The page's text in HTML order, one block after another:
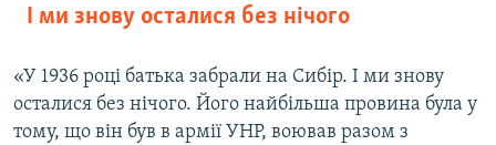
І ми знову осталися без нічого
«У 1936 році батька забрали на Сибір. І ми знову
осталися без нічого. Його найбільша провина була у
тому, що він був в армії УНР, воював разом з